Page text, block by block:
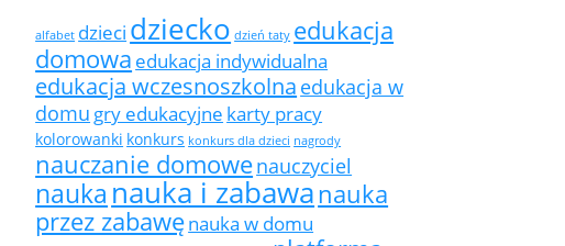
alfabet dzieci dziecko dzień taty edukacja
domowa edukacja indywidualna
edukacja wczesnoszkolna edukacja w
domu gry edukacyjne karty pracy
kolorowanki konkurs konkurs dla dzieci nagrody
nauczanie domowenauczyciel
nauka nauka i zabawanauka
przez zabawęnauka w domu